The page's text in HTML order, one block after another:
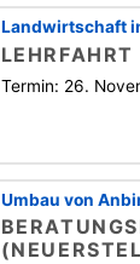
Landwirtschaft
Termin: 26.
Umbau von